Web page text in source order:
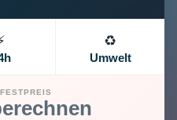
♻️
Umwelt